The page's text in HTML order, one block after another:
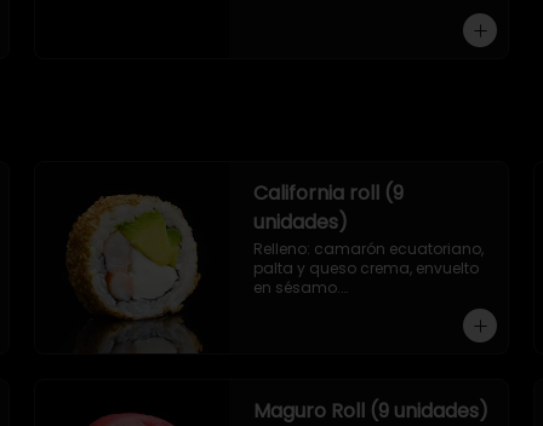
California roll (9
unidades)
Relleno: camarón ecuatoriano,
palta y queso crema, envuelto
en sésamo.
Maguro Roll (9 unidades)